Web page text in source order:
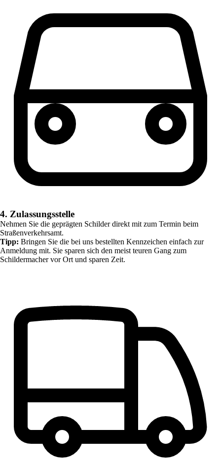
4. Zulassungsstelle
Nehmen Sie die geprägten Schilder direkt mit zum Termin beim
Straßenverkehrsamt.
Tipp: Bringen Sie die bei uns bestellten Kennzeichen einfach zur
Anmeldung mit. Sie sparen sich den meist teuren Gang zum
Schildermacher vor Ort und sparen Zeit.